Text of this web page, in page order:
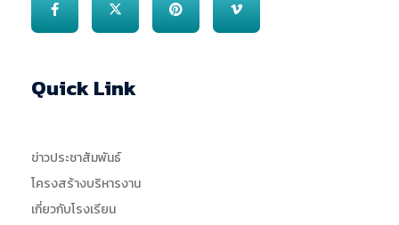
Quick Link
ข่าวประชาสัมพันธ์
โครงสร้างบริหารงาน
เกี่ยวกับโรงเรียน